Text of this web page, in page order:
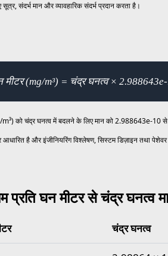
संदर्भ मान और व्यावहारिक संदर्भ प्रदान करता है।
मीटर (mg/m³) = चंद्र घनत्व ×
m³) को चंद्र घनत्व में बदलने के लिए मान को 2.988643e-10
आधारित है और इंजीनियरिंग विश्लेषण, सिस्टम डिज़ाइन तथा
प्रति घन मीटर से चंद्र घनत्व
घन मीटर से चंद्र घनत्व मान
चंद्र घनत्व